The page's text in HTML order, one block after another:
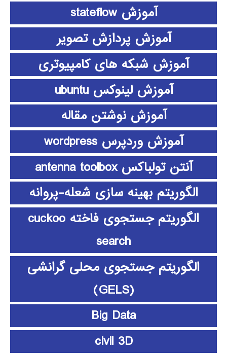
آموزش stateflow
آموزش پردازش تصویر
آموزش شبکه های کامپیوتری
آموزش لینوکس ubuntu
آموزش نوشتن مقاله
آموزش وردپرس wordpress
آنتن تولباکس antenna toolbox
الگوریتم بهینه سازی شعله-پروانه
الگوریتم جستجوی فاخته cuckoo
search
الگوریتم جستجوی محلی گرانشی
(GELS)
Big Data
civil 3D